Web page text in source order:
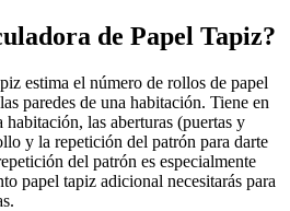
de Papel Tapiz?
estima el número de rollos de papel
paredes de una habitación. Tiene en
habitación, las aberturas (puertas y
y la repetición del patrón para darte
del patrón es especialmente
papel tapiz adicional necesitarás para